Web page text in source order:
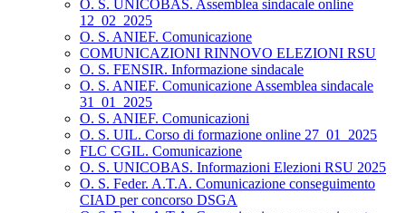
O. S. UNICOBAS. Assemblea sindacale online
12_02_2025
O. S. ANIEF. Comunicazione
COMUNICAZIONI RINNOVO ELEZIONI RSU
O. S. FENSIR. Informazione sindacale
O. S. ANIEF. Comunicazione Assemblea sindacale
31_01_2025
O. S. ANIEF. Comunicazioni
O. S. UIL. Corso di formazione online 27_01_2025
FLC CGIL. Comunicazione
O. S. UNICOBAS. Informazioni Elezioni RSU 2025
O. S. Feder. A.T.A. Comunicazione conseguimento
CIAD per concorso DSGA